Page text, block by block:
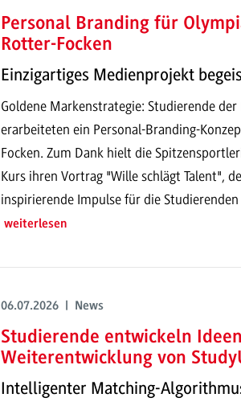
Personal Branding für
Rotter-Focken
Einzigartiges Medienprojekt
Goldene Markenstrategie: Studierende
erarbeiteten ein Personal-Branding-
Focken. Zum Dank hielt die
Kurs ihren Vortrag "Wille schlägt Talent",
inspirierende Impulse für die
weiterlesen
06.07.2026 | News
Studierende entwickeln
Weiterentwicklung von
Intelligenter Matching-